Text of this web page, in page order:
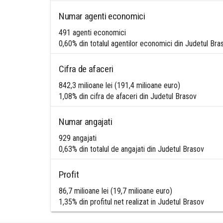
Numar agenti economici
491 agenti economici
0,60% din totalul agentilor economici din Judetul
Cifra de afaceri
842,3 milioane lei (191,4 milioane euro)
1,08% din cifra de afaceri din Judetul Brasov
Numar angajati
929 angajati
0,63% din totalul de angajati din Judetul Brasov
Profit
86,7 milioane lei (19,7 milioane euro)
1,35% din profitul net realizat in Judetul Brasov